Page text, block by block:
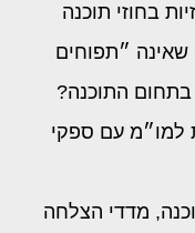
בחוזי תוכנה
״תפוחים
בתחום התוכנה?
למו״מ עם ספקי
מדדי הצלחה